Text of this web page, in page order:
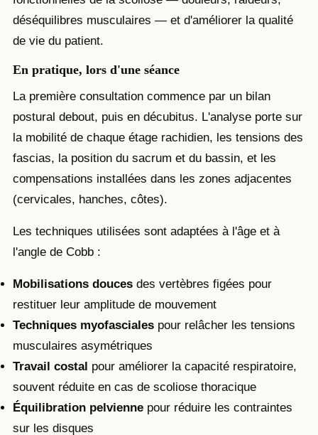
déséquilibres musculaires — et d'améliorer la qualité
de vie du patient.
En pratique, lors d'une séance
La première consultation commence par un bilan
postural debout, puis en décubitus. L'analyse porte sur
la mobilité de chaque étage rachidien, les tensions des
fascias, la position du sacrum et du bassin, et les
compensations installées dans les zones adjacentes
(cervicales, hanches, côtes).
Les techniques utilisées sont adaptées à l'âge et à
l'angle de Cobb :
Mobilisations doucesdes vertèbres figées pour
restituer leur amplitude de mouvement
Techniques myofascialespour relâcher les tensions
musculaires asymétriques
Travail costal pour améliorer la capacité respiratoire,
souvent réduite en cas de scoliose thoracique
Équilibration pelviennepour réduire les contraintes
sur les disques